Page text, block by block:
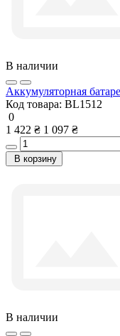
В наличии
Аккумуляторная
Код товара: BL1512
0
1 422 ₴ 1 097 ₴
В корзину
В наличии